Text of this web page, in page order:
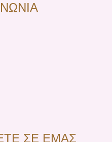
ΣΕ ΕΜΑΣ